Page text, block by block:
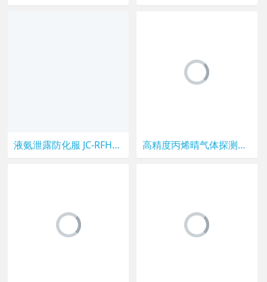
液氨泄露防化服 JC-RFH03锦程安全气密型防化服 化学防化服 高精度丙烯晴气体探测器 有毒气体泄露报警器 两线制安装